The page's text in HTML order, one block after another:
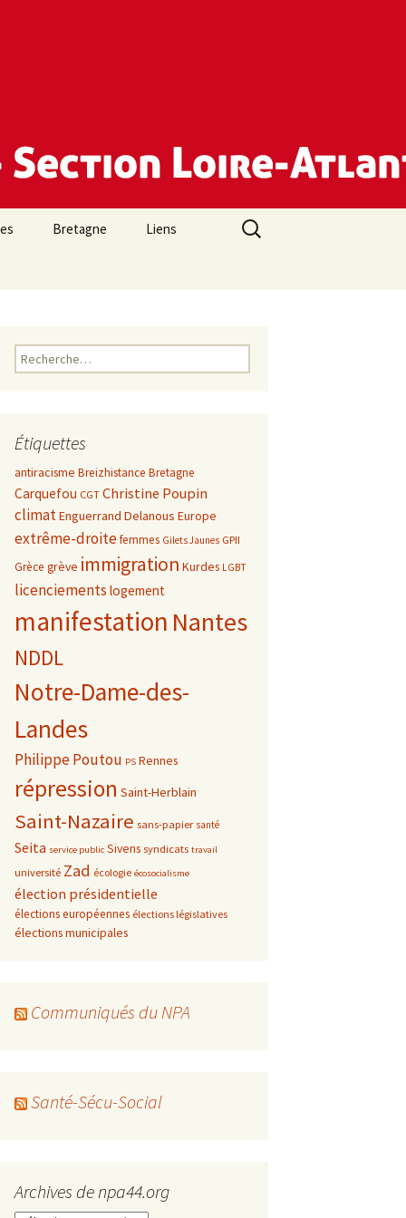
Bretagne Liens
Rechercher :
Rechercher :
Étiquettes
antiracisme Breizhistance Bretagne
Carquefou CGTChristine Poupin
climatEnguerrand Delanous Europe
extrême-droitefemmes Gilets Jaunes GPII
Grèce grève immigration Kurdes LGBT
licenciements logement
manifestation Nantes
NDDL
Notre-Dame-des-
Landes
Philippe Poutou PS Rennes
répression Saint-Herblain
Saint-Nazaire sans-papier santé
Seita service public Sivens syndicats travail
université Zad écologie écosocialisme
élection présidentielle
élections européennes élections législatives
élections municipales
Communiqués du NPA
Santé-Sécu-Social
Archives de npa44.org